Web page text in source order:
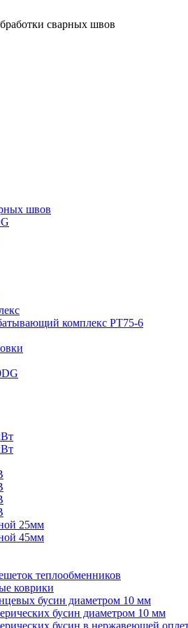
сварных швов
швов
комплекс РТ75-6
25мм
45мм
теплообменников
коврики
бусин диаметром 10 мм
бусин диаметром 10 мм
бусин в нержавеющей